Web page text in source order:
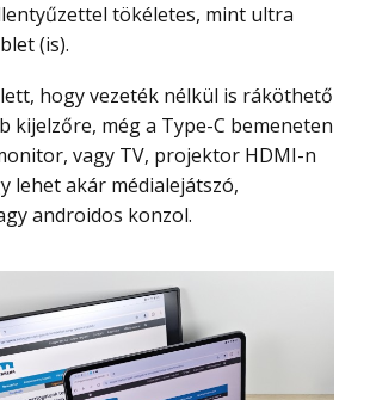
tökéletes, mint ultra
(is).
kijelzőre, még a Type-C bemeneten
vagy TV, projektor HDMI-n
lehet akár médialejátszó,
androidos konzol.